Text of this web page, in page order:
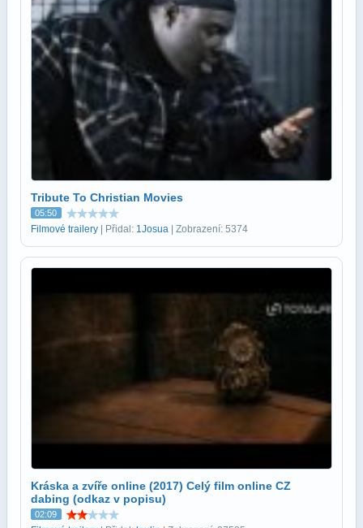
Tribute To Christian Movies
05:50
Filmové trailery | Přidal: 1Josua | Zobrazení: 5374
Kráska a zvíře online (2017) Celý film online CZ
dabing (odkaz v popisu)
02:09